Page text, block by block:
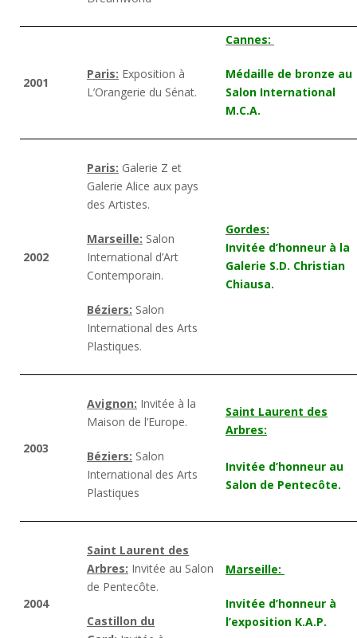
2001
Paris: Exposition à
L’Orangerie du Sénat.
Cannes:
Médaille de bronze au
Salon International
M.C.A.
2002
Paris: Galerie Z et
Galerie Alice aux pays
des Artistes.
Marseille: Salon
International d’Art
Contemporain.
Béziers: Salon
International des Arts
Plastiques.
Gordes:
Invitée d’honneur à la
Galerie S.D. Christian
Chiausa.
2003
Avignon: Invitée à la
Maison de l’Europe.
Béziers: Salon
International des Arts
Plastiques
Saint Laurent des
Arbres:
Invitée d’honneur au
Salon de Pentecôte.
2004
Saint Laurent des
Arbres: Invitée au Salon
de Pentecôte.
Castillon du
Marseille:
Invitée d’honneur à
l’exposition K.A.P.